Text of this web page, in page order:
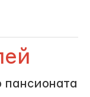
пансионата